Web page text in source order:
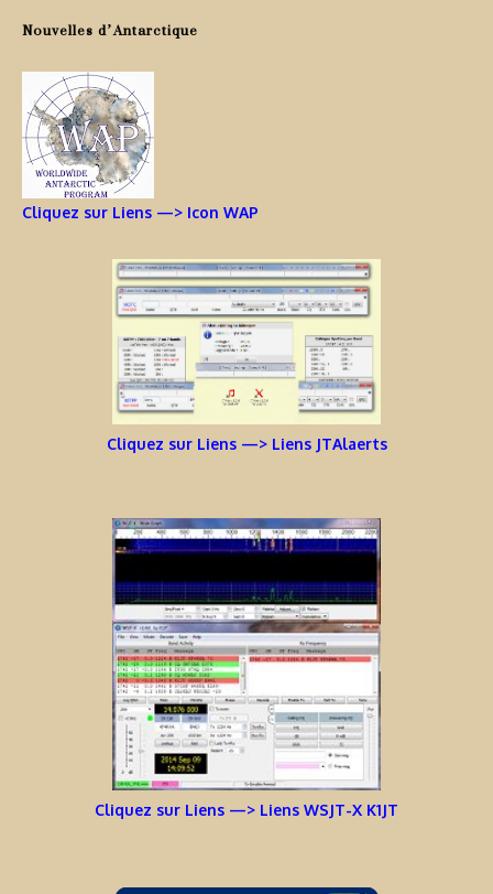
Nouvelles d’Antarctique
Cliquez sur Liens —> Icon WAP
Cliquez sur Liens —> Liens JTAlaerts
Cliquez sur Liens —> Liens WSJT-X K1JT